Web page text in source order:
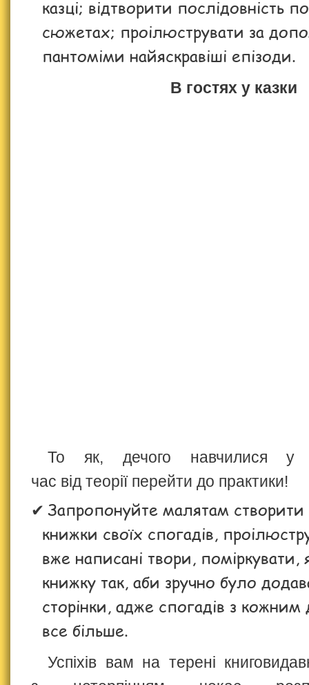
казці; відтворити послідовність
сюжетах; проілюструвати за
пантоміми найяскравіші епізоди.
В гостях у казки
То як, дечого навчилися у
час від теорії перейти до практики!
Запропонуйте малятам створити
книжки своїх спогадів,
вже написані твори,
книжку так, аби зручно було
сторінки, адже спогадів з
все більше.
Успіхів вам на терені